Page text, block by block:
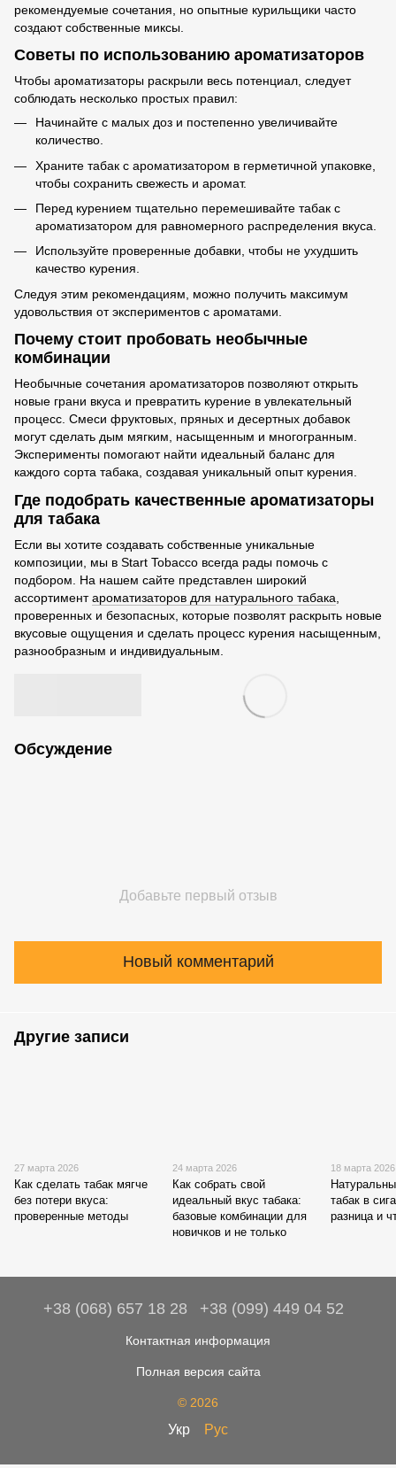
рекомендуемые сочетания, но опытные курильщики часто
создают собственные миксы.
Советы по использованию ароматизаторов
Чтобы ароматизаторы раскрыли весь потенциал, следует
соблюдать несколько простых правил:
Начинайте с малых доз и постепенно увеличивайте
количество.
Храните табак с ароматизатором в герметичной упаковке,
чтобы сохранить свежесть и аромат.
Перед курением тщательно перемешивайте табак с
ароматизатором для равномерного распределения вкуса.
Используйте проверенные добавки, чтобы не ухудшить
качество курения.
Следуя этим рекомендациям, можно получить максимум
удовольствия от экспериментов с ароматами.
Почему стоит пробовать необычные
комбинации
Необычные сочетания ароматизаторов позволяют открыть
новые грани вкуса и превратить курение в увлекательный
процесс. Смеси фруктовых, пряных и десертных добавок
могут сделать дым мягким, насыщенным и многогранным.
Эксперименты помогают найти идеальный баланс для
каждого сорта табака, создавая уникальный опыт курения.
Где подобрать качественные ароматизаторы
для табака
Если вы хотите создавать собственные уникальные
композиции, мы в Start Tobacco всегда рады помочь с
подбором. На нашем сайте представлен широкий
ассортиментароматизаторов для натурального табака
проверенных и безопасных, которые позволят раскрыть новые
вкусовые ощущения и сделать процесс курения насыщенным,
разнообразным и индивидуальным.
Обсуждение
Добавьте первый отзыв
Новый комментарий
Другие записи
27 марта 2026
Как сделать табак мягче
без потери вкуса:
проверенные методы
24 марта 2026
Как собрать свой
идеальный вкус табака:
базовые комбинации для
новичков и не только
18 марта 2026
табак в
разница и
+38 (068) 657 18 28 +38 (099) 449 04 52
Контактная информация
Полная версия сайта
© 2026
Укр Рус